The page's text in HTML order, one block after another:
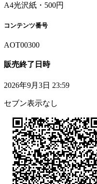
A4光沢紙・500円
コンテンツ番号
AOT00300
販売終了日時
2026年9月3日 23:59
セブン表示なし